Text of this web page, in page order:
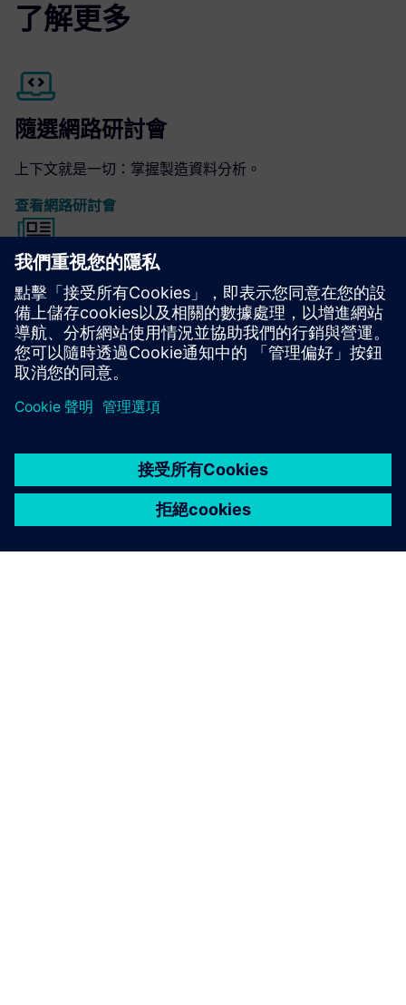
了解更多
隨選網路研討會
上下文就是一切：掌握製造資料分析。
查看網路研討會
白皮書
本白皮書提供了一個明確的數位化策略。
閱讀白皮書